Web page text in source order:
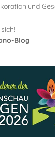
und
Blog